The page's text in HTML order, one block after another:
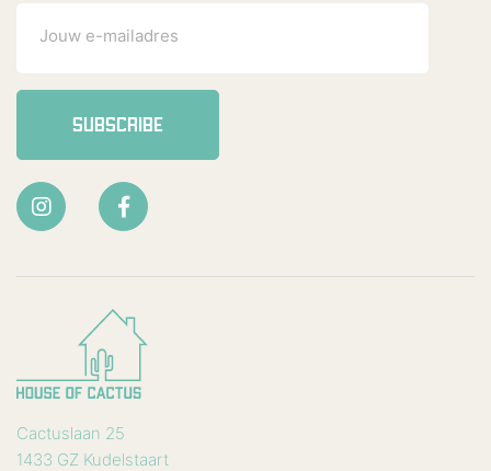
SUBSCRIBE
Cactuslaan 25
1433 GZ Kudelstaart